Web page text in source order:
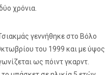
χρόνια.
γεννήθηκε στο Βόλο
του 1999 και με ύψος
ως πόιντ γκαρντ.